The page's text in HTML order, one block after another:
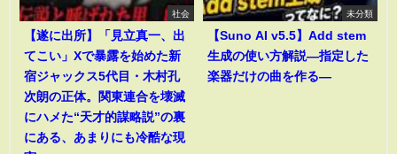
社会
【遂に出所】「見立真一、出
てこい」Xで暴露を始めた新
宿ジャックス5代目・木村孔
次朗の正体。関東連合を壊滅
にハメた“天才的謀略説”の裏
にある、あまりにも冷酷な現
未分類
【Suno AI v5.5】Add stem
生成の使い方解説―指定した
楽器だけの曲を作る―